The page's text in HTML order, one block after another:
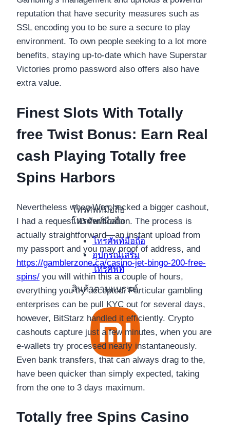
โทรศัพท์มือถือ
โทรศัพท์มือถือ
โทรศัพท์มือถือ
อุปกรณ์เสริม
โทรศัพท์
สินค้าตามแบรนด์
reputation that have security measures such as
SSL encoding you to be sure a secure to play
environment. To own people seeking to a lot more
benefits, staying up-to-date which have Superstar
Victories promo password also offers also have
extra value.
Finest Slots With Totally
free Twist Bonus: Earn Real
cash Playing Totally free
Spins Harbors
Nevertheless when We checked a bigger cashout,
I had a request ID verification. The process is
actually straightforward—an instant upload from
my passport and you may proof of address, and
https://gamblerzone.ca/casino-jet-bingo-200-free-
spins/ you will within this a couple of hours,
everything you try accepted. Particular gambling
enterprises can be pull KYC out for several days,
however, BitStarz handled it efficiently. Crypto
cashouts capture just a few minutes, when you are
e-wallets try processed nearly instantaneously.
Even bank transfers, that can always drag to the,
have been quicker than simply expected, taking
from the one to 3 days maximum.
Totally free Spins Casino